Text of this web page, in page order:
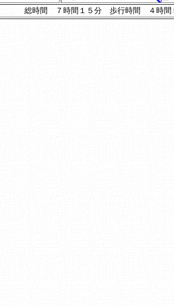
総時間 ７時間１５分 歩行時間 ４時間